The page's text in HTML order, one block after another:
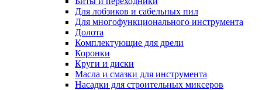
Для лобзиков и сабельных пил
Для многофункционального инструмента
Долота
Комплектующие для дрели
Коронки
Круги и диски
Масла и смазки для инструмента
Насадки для строительных миксеров